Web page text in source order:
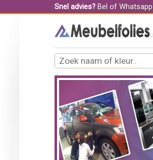
Snel advies? Belof Whatsapp